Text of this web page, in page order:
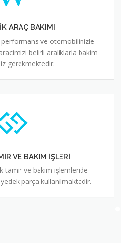
ARAÇ BAKIMI
ve otomobilinizle
belirli araliklarla bakim
gerekmektedir.
VE BAKIM İŞLERİ
tamir ve bakım işlemleride
parça kullanilmaktadir.